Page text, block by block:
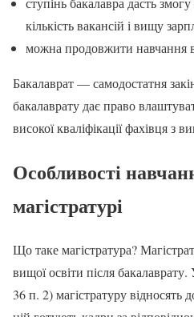
кількість вакансій і вищу
можна продовжити навчання в
Бакалаврат — самодостатня
бакалаврату дає право
високої кваліфікації фахівця з
Особливості
магістратурі
Що таке магістратура?
вищої освіти після
36 п. 2) магістратуру відносять